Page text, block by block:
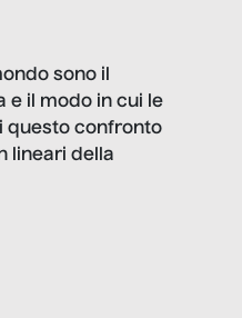
sono il
e il modo in cui le
questo confronto
lineari della